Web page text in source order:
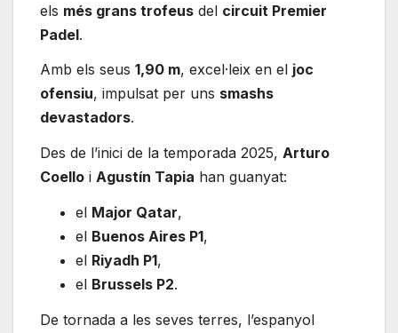
els més grans trofeus del circuit Premier
Padel.
Amb els seus 1,90 m, excel·leix en el joc
ofensiu, impulsat per uns smashs
devastadors.
Des de l’inici de la temporada 2025, Arturo
Coello i Agustín Tapia han guanyat:
el Major Qatar,
el Buenos Aires P1,
el Riyadh P1,
el Brussels P2.
De tornada a les seves terres, l’espanyol